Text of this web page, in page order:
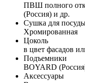
ПВШ полного
(Россия) и др.
Сушка для
Хромированная
Цоколь
в цвет фасадов
Подъемники
BOYARD
Аксессуары